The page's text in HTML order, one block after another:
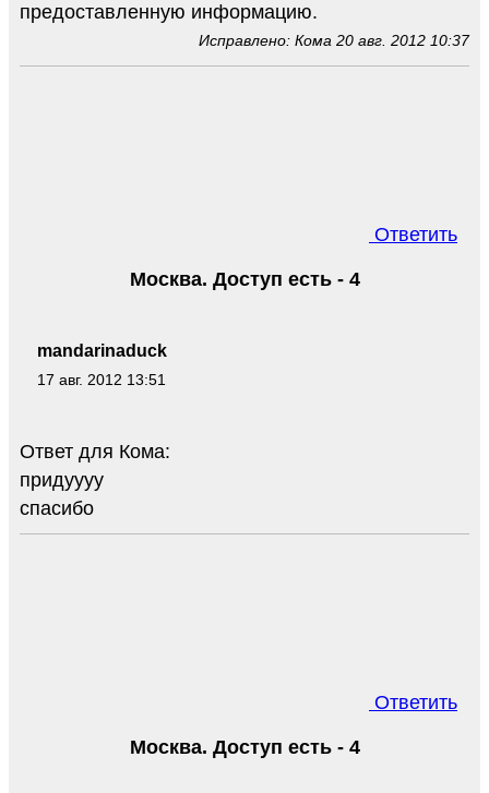
предоставленную информацию.
Исправлено: Кома 20 авг. 2012 10:37
Ответить
mandarinaduck
17 авг. 2012 13:51
Москва. Доступ есть - 4
Ответ для Кома:
придуууу
спасибо
Ответить
Москва. Доступ есть - 4